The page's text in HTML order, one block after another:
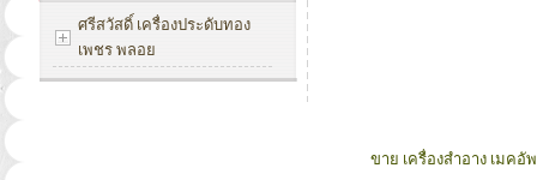
ศรีสวัสดิ์ เครื่องประดับทอง
เพชร พลอย
ขาย เครื่องสำอาง เมค